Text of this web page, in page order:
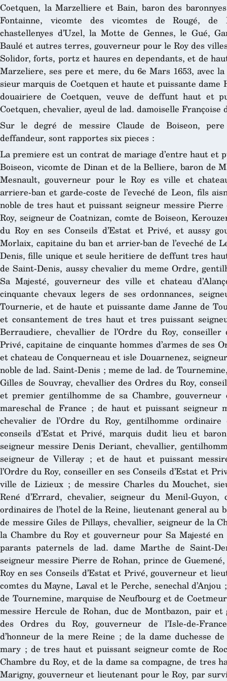
Coetquen, la Marzelliere et Bain, baron des
Fontainne, vicomte des vicomtes de Rougé, de
chastellenyes d’Uzel, la Motte de Gennes, le Gué,
Baulé et autres terres, gouverneur pour le Roy des
Solidor, forts, portz et haures en dependants, et de
Marzeliere, ses pere et mere, du 6e Mars 1653, avec
sieur marquis de Coetquen et haute et puissante dame
douairiere de Coetquen, veuve de deffunt haut et
Coetquen, chevalier, ayeul de lad. damoiselle Françoise
Sur le degré de messire Claude de Boiseon,
deffandeur, sont rapportes six pieces :
La premiere est un contrat de mariage d’entre haut et
Boiseon, vicomte de Dinan et de la Belliere, baron de
Mesnault, gouverneur pour le Roy es ville et
arriere-ban et garde-coste de l’eveché de Leon, fils
noble de tres haut et puissant seigneur messire Pierre
Roy, seigneur de Coatnizan, comte de Boiseon,
du Roy en ses Conseils d’Estat et Privé, et aussy
Morlaix, capitaine du ban et arrier-ban de l’eveché de
Denis, fille unique et seule heritiere de deffunt tres
de Saint-Denis, aussy chevalier du meme Ordre,
Sa Majesté, gouverneur des ville et chateau
cinquante chevaux legers de ses ordonnances,
Tournerie, et de haute et puissante dame Janne de
et consantement de tres haut et tres puissant
Berraudiere, chevallier de l’Ordre du Roy,
Privé, capitaine de cinquante hommes d’armes de ses
et chateau de Conquerneau et isle Douarnenez,
noble de lad. Saint-Denis ; meme de lad. de
Gilles de Souvray, chevallier des Ordres du Roy,
et premier gentilhomme de sa Chambre,
mareschal de France ; de haut et puissant seigneur
chevalier de l’Ordre du Roy, gentilhomme
conseils d’Estat et Privé, marquis dudit lieu et
seigneur messire Denis Deriant, chevallier,
seigneur de Villeray ; et de haut et puissant
l’Ordre du Roy, conseiller en ses Conseils d’Estat et
ville de Lizieux ; de messire Charles du Mouchet,
René d’Errard, chevalier, seigneur du Menil-
ordinaires de l’hotel de la Reine, lieutenant general au
de messire Giles de Pillays, chevallier, seigneur de la
la Chambre du Roy et gouverneur pour Sa Majesté
parants paternels de lad. dame Marthe de Saint-
seigneur messire Pierre de Rohan, prince de
Roy en ses Conseils d’Estat et Privé, gouverneur et
comtes du Mayne, Laval et le Perche, senechal
de Tournemine, marquise de Neufbourg et de
messire Hercule de Rohan, duc de Montbazon, pair
des Ordres du Roy, gouverneur de l’Isle-de-
d’honneur de la mere Reine ; de la dame duchesse
mary ; de tres haut et puissant seigneur comte de
Chambre du Roy, et de la dame sa compagne, de tres
Marigny, gouverneur et lieutenant pour le Roy, par